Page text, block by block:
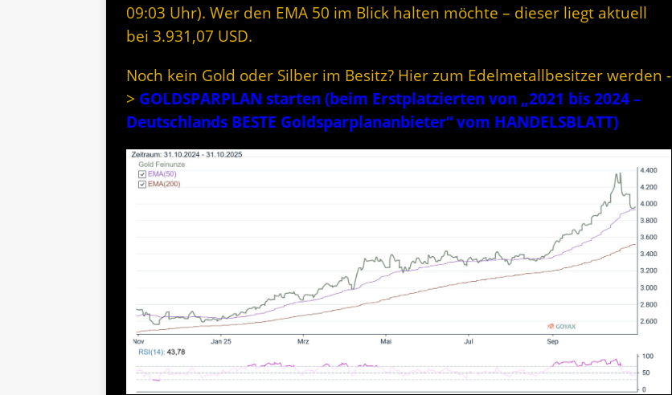
09:03 Uhr). Wer den EMA 50 im Blick halten möchte – dieser liegt aktuell
bei 3.931,07 USD.
Noch kein Gold oder Silber im Besitz? Hier zum Edelmetallbesitzer werden -
> GOLDSPARPLAN starten (beim Erstplatzierten von „2021 bis 2024 –
Deutschlands BESTE Goldsparplananbieter“ vom HANDELSBLATT)